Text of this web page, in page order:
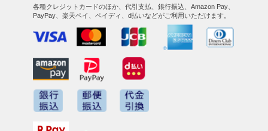
各種クレジットカードのほか、代引支払、銀行振込、Amazon Pay、
PayPay、楽天ペイ、ペイディ、d払いなどがご利用いただけます。